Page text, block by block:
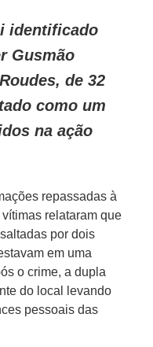
identificado
Gusmão
de 32
como um
na ação
repassadas à
relataram que
por dois
em uma
o crime, a dupla
do local levando
pessoais das